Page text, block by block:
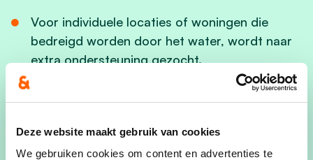
Deze website maakt gebruik van cookies
We gebruiken cookies om content en advertenties te
Voor individuele locaties of woningen die
bedreigd worden door het water, wordt naar
extra ondersteuning gezocht.
bestuursperiode onze aanpak van de
individuele behandelingsinstallaties van
afvalwater